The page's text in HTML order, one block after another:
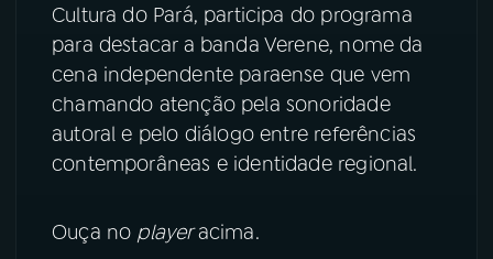
08FESTIVAL DE MÚSICA
Cultura do Pará, participa do programa
para destacar a banda Verene, nome da
cena independente paraense que vem
chamando atenção pela sonoridade
autoral e pelo diálogo entre referências
contemporâneas e identidade regional.
Ouça no playeracima.